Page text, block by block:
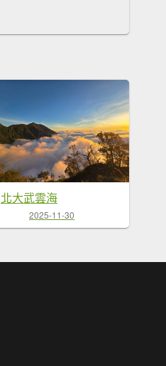
北大武雲海
2025-11-30